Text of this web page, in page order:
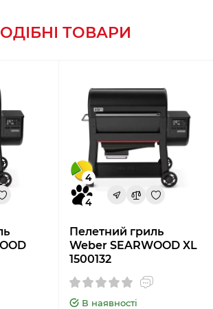
ТОВАРИ
4
4
Пелетний гриль
Weber SEARWOOD XL
1500132
В наявності